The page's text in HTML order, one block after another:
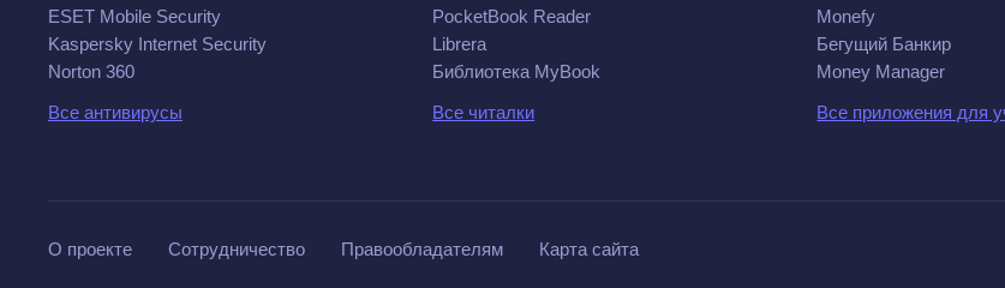
ESET Mobile Security
Kaspersky Internet Security
Norton 360
Все антивирусы
PocketBook Reader
Librera
Библиотека MyBook
Все читалки
Monefy
Бегущий Банкир
Money Manager
Все приложения для
О проекте Сотрудничество Правообладателям Карта сайта